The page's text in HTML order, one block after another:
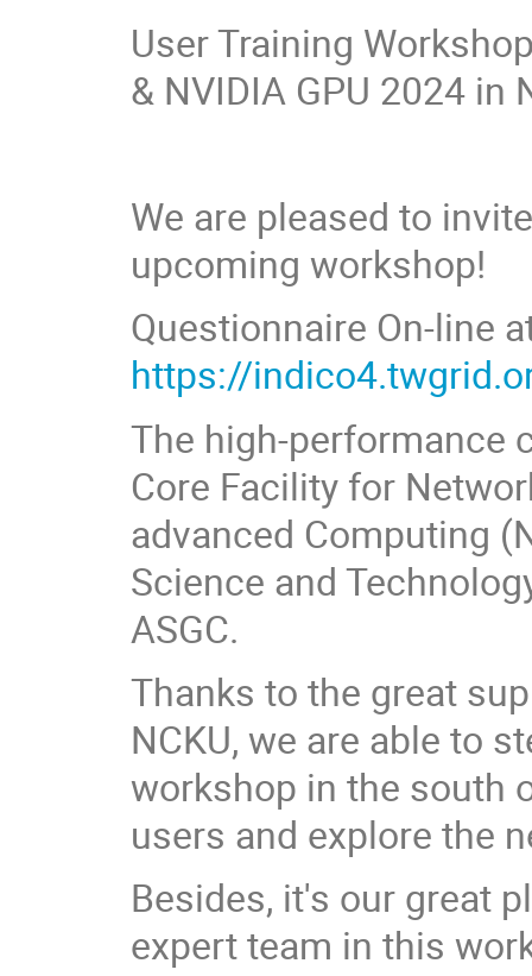
User Training
& NVIDIA GPU 2024 in
We are pleased to
upcoming workshop!
Questionnaire On-line
https://
The high-performance
Core Facility for
advanced Computing
Science and
ASGC.
Thanks to the great
NCKU, we are able to
workshop in the south
users and explore the
Besides, it's our great
expert team in this